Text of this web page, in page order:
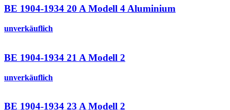
BE 1904-1934 20 A Modell 4 Aluminium
unverkäuflich
BE 1904-1934 21 A Modell 2
unverkäuflich
BE 1904-1934 23 A Modell 2